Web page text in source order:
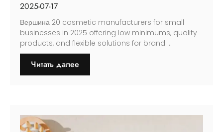
2025-07-17
Вершина 20 cosmetic manufacturers for small
businesses in 2025 offering low minimums, quality
products, and flexible solutions for brand ...
Читать далее